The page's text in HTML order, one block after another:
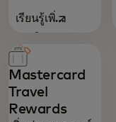
เรียนรู้เพิ่ม
Mastercard
Travel
Rewards